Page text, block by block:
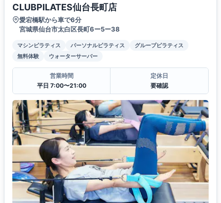
CLUBPILATES仙台長町店
愛宕橋駅から車で6分
宮城県仙台市太白区長町6ー5ー38
マシンピラティス パーソナルピラティス
グループピラティス
無料体験
ウォーターサーバー
営業時間
平日 7:00〜21:00
定休日
要確認